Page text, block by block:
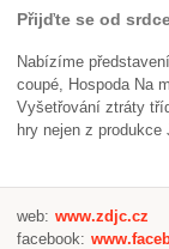
Přijďte se od
Nabízíme
coupé, Hospoda Na
Vyšetřování ztráty
hry nejen z produkce
web: www.zdjc.cz
facebook: